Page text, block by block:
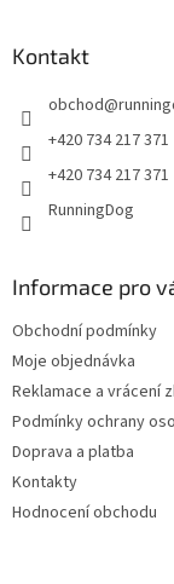
Kontakt
obchod@
+420 734 217 371
+420 734 217 371
RunningDog
Informace pro
Obchodní podmínky
Moje objednávka
Reklamace a vrácení
Podmínky ochrany
Doprava a platba
Kontakty
Hodnocení obchodu